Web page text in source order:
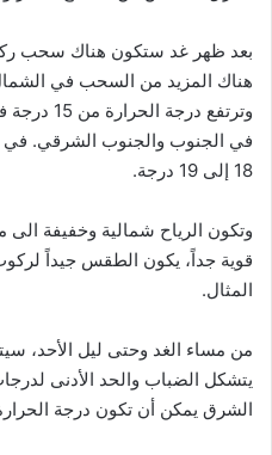
بعد ظهر غد ستكون هناك سحب
هناك المزيد من السحب في
في الجنوب والجنوب الشرقي.
18 إلى 19 درجة.
وتكون الرياح شمالية وخفيفة الى
قوية جداً، يكون الطقس جيداً
المثال.
من مساء الغد وحتى ليل الأحد،
الشرق يمكن أن تكون درجة